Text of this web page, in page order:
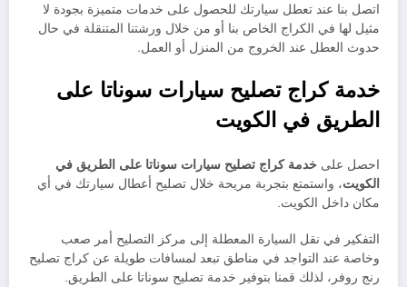
اتصل بنا عند تعطل سيارتك للحصول على خدمات متميزة بجودة لا
مثيل لها في الكراج الخاص بنا أو من خلال ورشتنا المتنقلة في حال
حدوث العطل عند الخروج من المنزل أو العمل.
خدمة كراج تصليح سيارات سوناتا على
الطريق في الكويت
احصل على خدمة كراج تصليح سيارات سوناتا على الطريق في
الكويت، واستمتع بتجربة مريحة خلال تصليح أعطال سيارتك في أي
مكان داخل الكويت.
التفكير في نقل السيارة المعطلة إلى مركز التصليح أمر صعب
وخاصة عند التواجد في مناطق تبعد لمسافات طويلة عن كراج تصليح
رنج روفر، لذلك قمنا بتوفير خدمة تصليح سوناتا على الطريق.